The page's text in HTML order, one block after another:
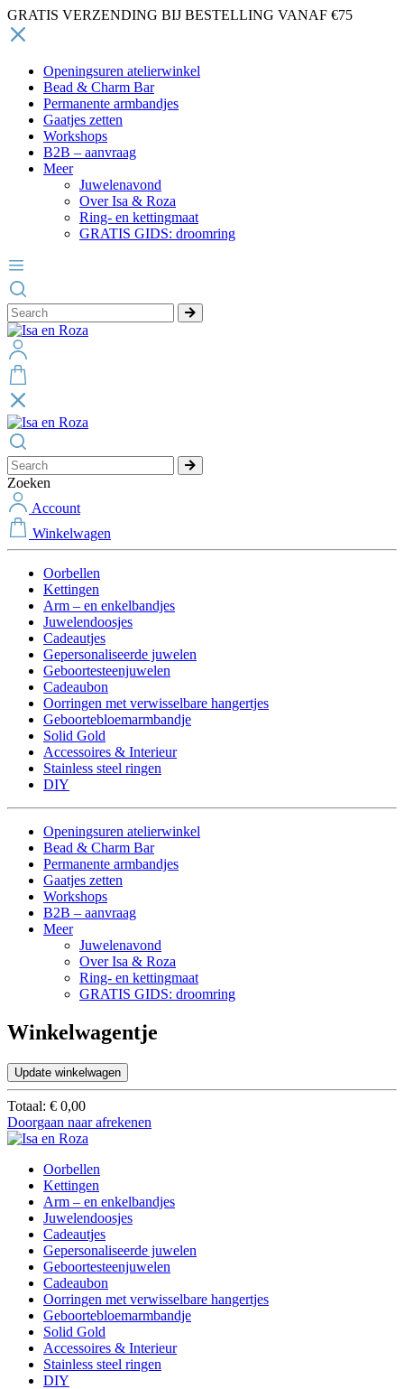
GRATIS VERZENDING BIJ BESTELLING VANAF €75
Openingsuren atelierwinkel
Bead & Charm Bar
Permanente armbandjes
Gaatjes zetten
Workshops
B2B – aanvraag
Meer
Juwelenavond
Over Isa & Roza
Ring- en kettingmaat
GRATIS GIDS: droomring
Zoeken
Account
Winkelwagen
Oorbellen
Kettingen
Arm – en enkelbandjes
Juwelendoosjes
Cadeautjes
Gepersonaliseerde juwelen
Geboortesteenjuwelen
Cadeaubon
Oorringen met verwisselbare hangertjes
Geboortebloemarmbandje
Solid Gold
Accessoires & Interieur
Stainless steel ringen
DIY
Openingsuren atelierwinkel
Bead & Charm Bar
Permanente armbandjes
Gaatjes zetten
Workshops
B2B – aanvraag
Meer
Juwelenavond
Over Isa & Roza
Ring- en kettingmaat
GRATIS GIDS: droomring
Winkelwagentje
Update winkelwagen
Totaal: € 0,00
Doorgaan naar afrekenen
Oorbellen
Kettingen
Arm – en enkelbandjes
Juwelendoosjes
Cadeautjes
Gepersonaliseerde juwelen
Geboortesteenjuwelen
Cadeaubon
Oorringen met verwisselbare hangertjes
Geboortebloemarmbandje
Solid Gold
Accessoires & Interieur
Stainless steel ringen
DIY